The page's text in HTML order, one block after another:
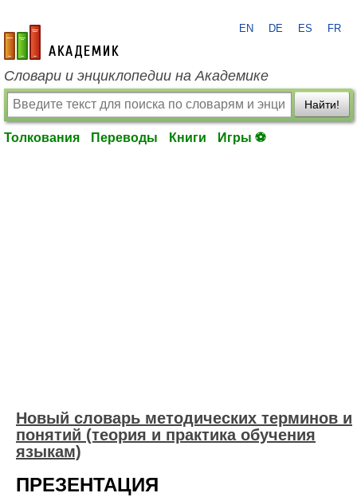
academic.ru
EN DE ES FR
Словари и энциклопедии на Академике
Найти!
Толкования Переводы Книги Игры ⚽
Новый словарь методических терминов и
понятий (теория и практика обучения
языкам)
ПРЕЗЕНТАЦИЯ